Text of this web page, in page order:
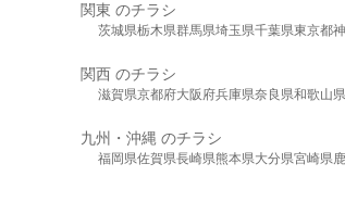
関東 のチラシ
茨城県栃木県群馬県埼玉県千葉県東京都
関西 のチラシ
滋賀県京都府大阪府兵庫県奈良県和歌山県
九州・沖縄 のチラシ
福岡県佐賀県長崎県熊本県大分県宮崎県